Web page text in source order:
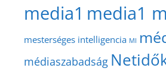
media1 media1
mesterséges intelligencia MI
médiaszabadság